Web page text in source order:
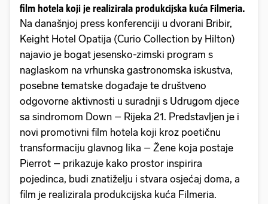
film hotela koji je realizirala produkcijska kuća Filmeria.
Na današnjoj press konferenciji u dvorani Bribir,
Keight Hotel Opatija (Curio Collection by Hilton)
najavio je bogat jesensko-zimski program s
naglaskom na vrhunska gastronomska iskustva,
posebne tematske događaje te društveno
odgovorne aktivnosti u suradnji s Udrugom djece
sa sindromom Down – Rijeka 21. Predstavljen je i
novi promotivni film hotela koji kroz poetičnu
transformaciju glavnog lika – Žene koja postaje
Pierrot – prikazuje kako prostor inspirira
pojedinca, budi znatiželju i stvara osjećaj doma, a
film je realizirala produkcijska kuća Filmeria.